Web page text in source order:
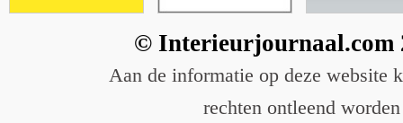
© Interieurjournaal.com
Aan de informatie op deze website
rechten ontleend worden